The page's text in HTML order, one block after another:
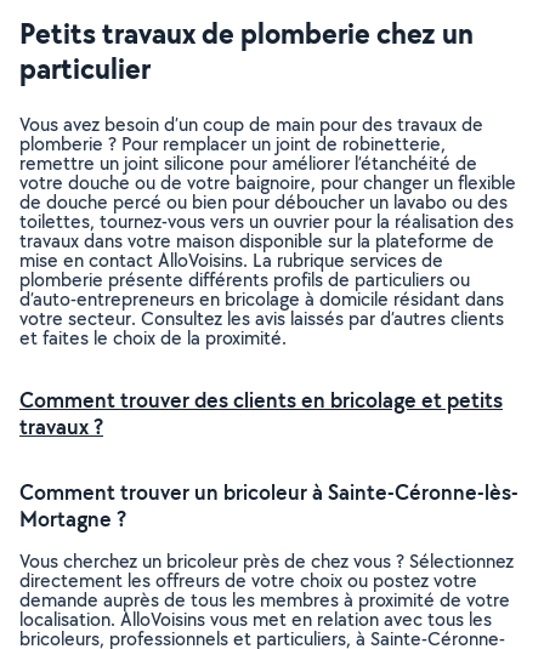
Petits travaux de plomberie chez un
particulier
Vous avez besoin d’un coup de main pour des travaux de
plomberie ? Pour remplacer un joint de robinetterie,
remettre un joint silicone pour améliorer l’étanchéité de
votre douche ou de votre baignoire, pour changer un flexible
de douche percé ou bien pour déboucher un lavabo ou des
toilettes, tournez-vous vers un ouvrier pour la réalisation des
travaux dans votre maison disponible sur la plateforme de
mise en contact AlloVoisins. La rubrique services de
plomberie présente différents profils de particuliers ou
d’auto-entrepreneurs en bricolage à domicile résidant dans
votre secteur. Consultez les avis laissés par d’autres clients
et faites le choix de la proximité.
Comment trouver des clients en bricolage et petits
travaux ?
Comment trouver un bricoleur à Sainte-Céronne-lès-
Mortagne ?
Vous cherchez un bricoleur près de chez vous ? Sélectionnez
directement les offreurs de votre choix ou postez votre
demande auprès de tous les membres à proximité de votre
localisation. AlloVoisins vous met en relation avec tous les
bricoleurs, professionnels et particuliers, à Sainte-Céronne-